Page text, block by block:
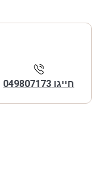
חייגו 049807173